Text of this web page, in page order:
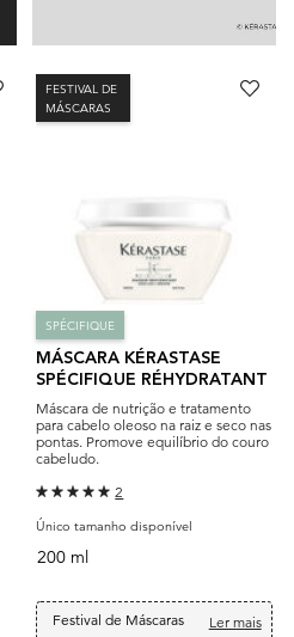
FESTIVAL DE
MÁSCARAS
SPÉCIFIQUE
MÁSCARA KÉRASTASE
SPÉCIFIQUE RÉHYDRATANT
Máscara de nutrição e tratamento
para cabelo oleoso na raiz e seco nas
pontas. Promove equilíbrio do couro
cabeludo.
2
Único tamanho disponível
200 ml
Festival de Máscaras Ler mais